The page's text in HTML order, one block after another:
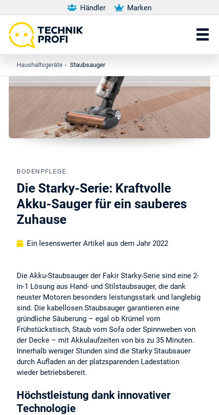
Händler Marken
Haushaltsgeräte › Staubsauger
BODENPFLEGE
Die Starky-Serie: Kraftvolle
Akku-Sauger für ein sauberes
Zuhause
Ein lesenswerter Artikel aus dem Jahr 2022
Die Akku-Staubsauger der Fakir Starky-Serie sind eine 2-
in-1 Lösung aus Hand- und Stilstaubsauger, die dank
neuster Motoren besonders leistungsstark und langlebig
sind. Die kabellosen Staubsauger garantieren eine
gründliche Säuberung – egal ob Krümel vom
Frühstückstisch, Staub vom Sofa oder Spinnweben von
der Decke – mit Akkulaufzeiten von bis zu 35 Minuten.
Innerhalb weniger Stunden sind die Starky Staubsauer
durch Aufladen an der platzsparenden Ladestation
wieder betriebsbereit.
Höchstleistung dank innovativer
Technologie